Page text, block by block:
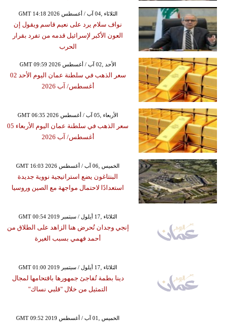
GMT 14:18 2026 الثلاثاء ,04 آب / أغسطس
نواف سلام يرد على نعيم قاسم ويقول إن
العون الأكبر لإسرائيل قدمه من تفرد بقرار
الحرب
GMT 09:59 2026 الأحد ,02 آب / أغسطس
سعر الذهب في سلطنة عمان اليوم الأحد 02
أغسطس/ آب 2026
GMT 06:35 2026 الأربعاء ,05 آب / أغسطس
سعر الذهب في سلطنة عمان اليوم الأربعاء 05
أغسطس/ آب 2026
GMT 16:03 2026 الخميس ,06 آب / أغسطس
البنتاغون يضع استراتيجية نووية جديدة
استعدادًا لاحتمال مواجهة مع الصين وروسيا
GMT 00:54 2019 الثلاثاء ,17 أيلول / سبتمبر
إنجي وجدان تُحرض هنا الزاهد على الطلاق من
أحمد فهمي بسبب الغيرة
GMT 01:00 2019 الثلاثاء ,17 أيلول / سبتمبر
دينا بطمة تُفاجئ جمهورها باقتحامها لمجال
التمثيل من خلال "قلبي نساك"
GMT 09:52 2019 الخميس ,01 آب / أغسطس